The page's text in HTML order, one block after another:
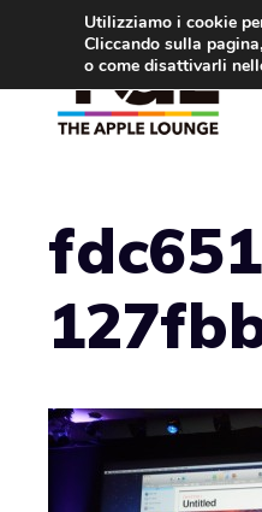
contenuto
Utilizziamo i cookie
Cliccando sulla
o come disattivarli